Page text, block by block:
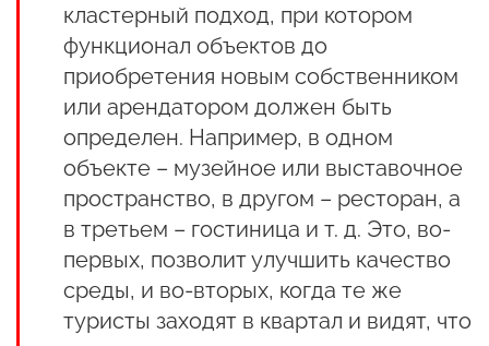
кластерный подход, при котором
функционал объектов до
приобретения новым собственником
или арендатором должен быть
определен. Например, в одном
объекте – музейное или выставочное
пространство, в другом – ресторан, а
в третьем – гостиница и т. д. Это, во-
первых, позволит улучшить качество
среды, и во-вторых, когда те же
туристы заходят в квартал и видят, что